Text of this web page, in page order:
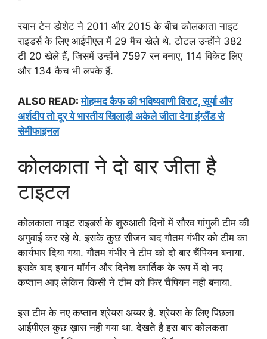
रयान टेन डोशेट ने 2011 और 2015 के बीच कोलकाता नाइट
राइडर्स के लिए आईपीएल में 29 मैच खेले थे. टोटल उन्होंने 382
टी 20 खेले हैं, जिसमें उन्होंने 7597 रन बनाए, 114 विकेट लिए
और 134 कैच भी लपके हैं.
ALSO READ:मोहम्मद कैफ की भविष्यवाणी विराट, सूर्या और
अर्शदीप तो दूर ये भारतीय खिलाड़ी अकेले जीता देगा इंग्लैंड से
सेमीफाइनल
कोलकाता ने दो बार जीता है
टाइटल
कोलकाता नाइट राइडर्स के शुरुआती दिनों में सौरव गांगुली टीम की
अगुवाई कर रहे थे. इसके कुछ सीजन बाद गौतम गंभीर को टीम का
कार्यभार दिया गया. गौतम गंभीर ने टीम को दो बार चैंपियन बनाया.
इसके बाद इयान मॉर्गन और दिनेश कार्तिक के रूप में दो नए
कप्तान आए लेकिन किसी ने टीम को फिर चैंपियन नही बनाया.
इस टीम के नए कप्तान श्रेयस अय्यर है. श्रेयस के लिए पिछला
आईपीएल कुछ ख़ास नही गया था. देखते है इस बार कोलकता